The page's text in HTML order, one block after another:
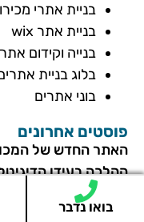
בניית אתרי
בניית אתר wix
בנייה וקידום
בלוג בניית
בוני אתרים
פוסטים אחרונים
האתר החדש של
ההלכה בעידן
מה העתיד של קורסים
בואו נדבר